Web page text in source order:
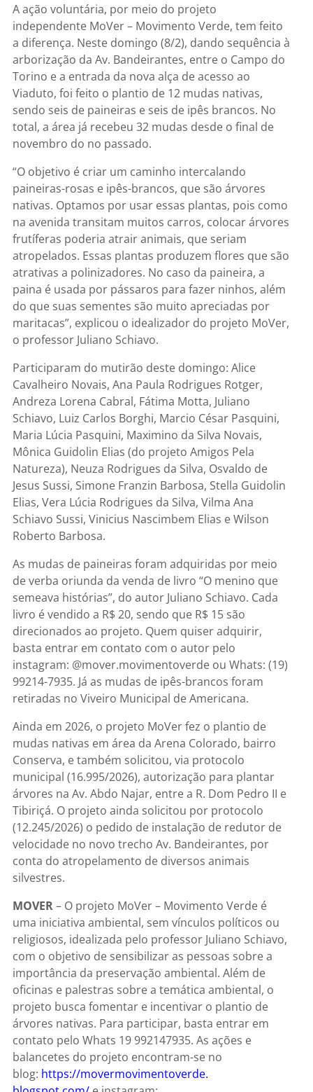
A ação voluntária, por meio do projeto
independente MoVer – Movimento Verde, tem feito
a diferença. Neste domingo (8/2), dando sequência à
arborização da Av. Bandeirantes, entre o Campo do
Torino e a entrada da nova alça de acesso ao
Viaduto, foi feito o plantio de 12 mudas nativas,
sendo seis de paineiras e seis de ipês brancos. No
total, a área já recebeu 32 mudas desde o final de
novembro do no passado.
“O objetivo é criar um caminho intercalando
paineiras-rosas e ipês-brancos, que são árvores
nativas. Optamos por usar essas plantas, pois como
na avenida transitam muitos carros, colocar árvores
frutíferas poderia atrair animais, que seriam
atropelados. Essas plantas produzem flores que são
atrativas a polinizadores. No caso da paineira, a
paina é usada por pássaros para fazer ninhos, além
do que suas sementes são muito apreciadas por
maritacas”, explicou o idealizador do projeto MoVer,
o professor Juliano Schiavo.
Participaram do mutirão deste domingo: Alice
Cavalheiro Novais, Ana Paula Rodrigues Rotger,
Andreza Lorena Cabral, Fátima Motta, Juliano
Schiavo, Luiz Carlos Borghi, Marcio César Pasquini,
Maria Lúcia Pasquini, Maximino da Silva Novais,
Mônica Guidolin Elias (do projeto Amigos Pela
Natureza), Neuza Rodrigues da Silva, Osvaldo de
Jesus Sussi, Simone Franzin Barbosa, Stella Guidolin
Elias, Vera Lúcia Rodrigues da Silva, Vilma Ana
Schiavo Sussi, Vinicius Nascimbem Elias e Wilson
Roberto Barbosa.
As mudas de paineiras foram adquiridas por meio
de verba oriunda da venda de livro “O menino que
semeava histórias”, do autor Juliano Schiavo. Cada
livro é vendido a R$ 20, sendo que R$ 15 são
direcionados ao projeto. Quem quiser adquirir,
basta entrar em contato com o autor pelo
instagram: @mover.movimentoverde ou Whats: (19)
99214-7935. Já as mudas de ipês-brancos foram
retiradas no Viveiro Municipal de Americana.
Ainda em 2026, o projeto MoVer fez o plantio de
mudas nativas em área da Arena Colorado, bairro
Conserva, e também solicitou, via protocolo
municipal (16.995/2026), autorização para plantar
árvores na Av. Abdo Najar, entre a R. Dom Pedro II e
Tibiriçá. O projeto ainda solicitou por protocolo
(12.245/2026) o pedido de instalação de redutor de
velocidade no novo trecho Av. Bandeirantes, por
conta do atropelamento de diversos animais
silvestres.
MOVER– O projeto MoVer – Movimento Verde é
uma iniciativa ambiental, sem vínculos políticos ou
religiosos, idealizada pelo professor Juliano Schiavo,
com o objetivo de sensibilizar as pessoas sobre a
importância da preservação ambiental. Além de
oficinas e palestras sobre a temática ambiental, o
projeto busca fomentar e incentivar o plantio de
árvores nativas. Para participar, basta entrar em
contato pelo Whats 19 992147935. As ações e
balancetes do projeto encontram-se no
blog: https://movermovimentoverde.